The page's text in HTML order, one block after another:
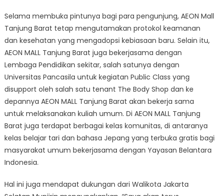
Selama membuka pintunya bagi para pengunjung, AEON Mall
Tanjung Barat tetap mengutamakan protokol keamanan
dan kesehatan yang mengadopsi kebiasaan baru. Selain itu,
AEON MALL Tanjung Barat juga bekerjasama dengan
Lembaga Pendidikan sekitar, salah satunya dengan
Universitas Pancasila untuk kegiatan Public Class yang
disupport oleh salah satu tenant The Body Shop dan ke
depannya AEON MALL Tanjung Barat akan bekerja sama
untuk melaksanakan kuliah umum. Di AEON MALL Tanjung
Barat juga terdapat berbagai kelas komunitas, di antaranya
kelas belajar tari dan bahasa Jepang yang terbuka gratis bagi
masyarakat umum bekerjasama dengan Yayasan Belantara
Indonesia.
Hal ini juga mendapat dukungan dari Walikota Jakarta